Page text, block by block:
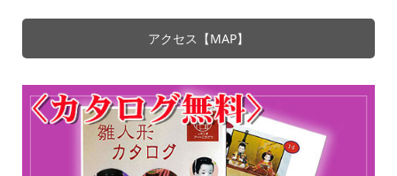
アクセス【MAP】